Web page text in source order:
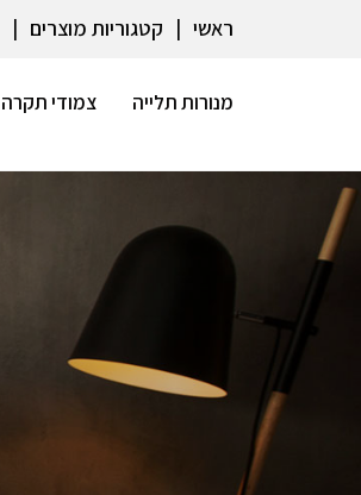
ראשי קטגוריות מוצרים
מנורות תלייה צמודי תקרה